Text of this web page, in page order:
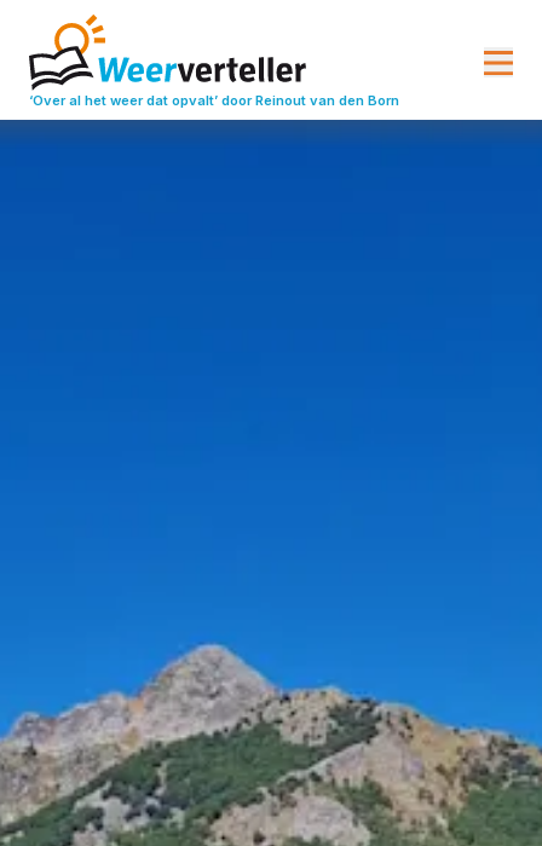
‘Over al het weer dat opvalt’ door Reinout van den Born